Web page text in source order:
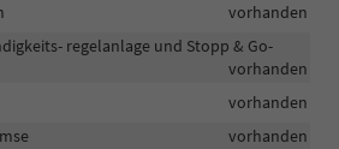
vorhanden
regelanlage und Stopp & Go-
vorhanden
vorhanden
vorhanden